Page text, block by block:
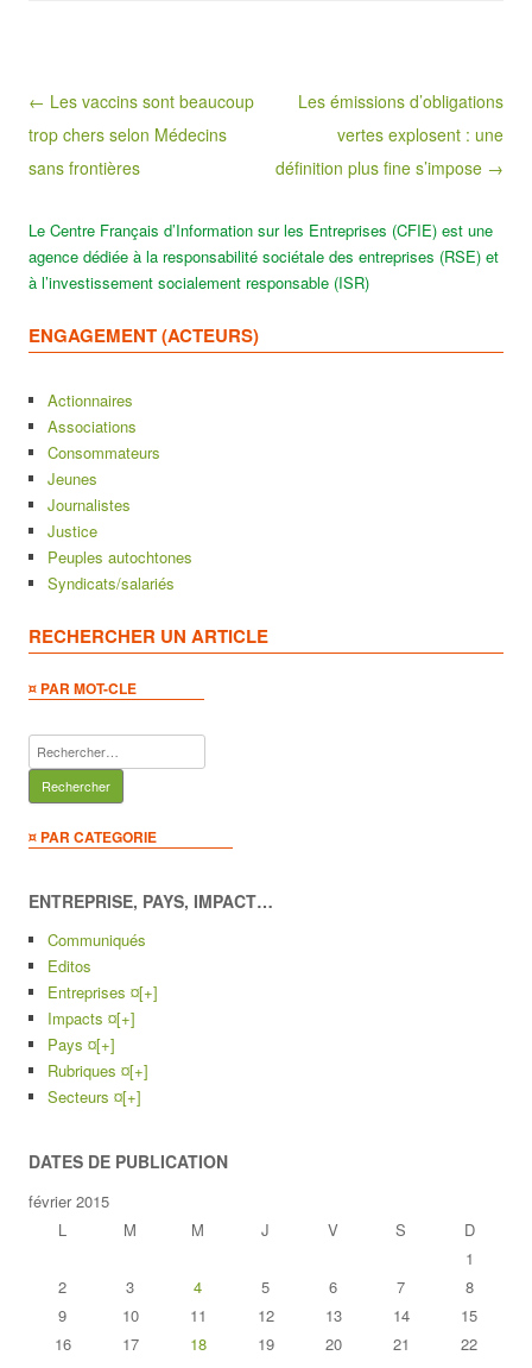
Post navigation
← Les vaccins sont beaucoup
trop chers selon Médecins
sans frontières
Les émissions d’obligations
vertes explosent : une
définition plus fine s’impose →
Le Centre Français d’Information sur les Entreprises (CFIE) est une
agence dédiée à la responsabilité sociétale des entreprises (RSE) et
à l’investissement socialement responsable (ISR)
ENGAGEMENT (ACTEURS)
Actionnaires
Associations
Consommateurs
Jeunes
Journalistes
Justice
Peuples autochtones
Syndicats/salariés
RECHERCHER UN ARTICLE
¤ PAR MOT-CLE
Rechercher :
¤ PAR CATEGORIE
ENTREPRISE, PAYS, IMPACT…
Communiqués
Editos
Entreprises ¤[+]
Impacts ¤[+]
Pays ¤[+]
Rubriques ¤[+]
Secteurs ¤[+]
DATES DE PUBLICATION
février 2015
L
M M J V S
D
1
2
3 4 5 6 7
8
9
10 11 12 13 14
15
16
17 18 19 20 21
22